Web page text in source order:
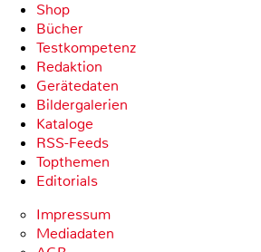
Shop
Bücher
Testkompetenz
Redaktion
Gerätedaten
Bildergalerien
Kataloge
RSS-Feeds
Topthemen
Editorials
Impressum
Mediadaten